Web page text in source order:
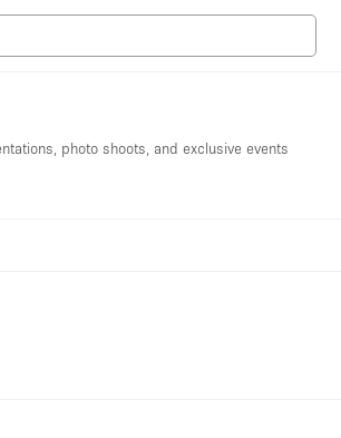
photo shoots, and exclusive events